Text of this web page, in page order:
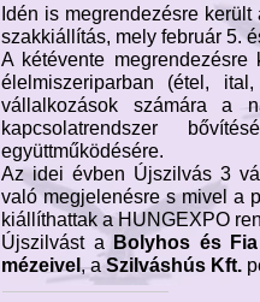
Idén is megrendezésre
szakkiállítás, mely február 5.
A kétévente
élelmiszeriparban (étel,
vállalkozások számára a
kapcsolatrendszer
együttműködésére.
Az idei évben Újszilvás 3
való megjelenésre s mivel a
kiállíthattak a HUNGEXPO
Újszilvást a Bolyhos és
mézeivel, a Szilváshús Kft.